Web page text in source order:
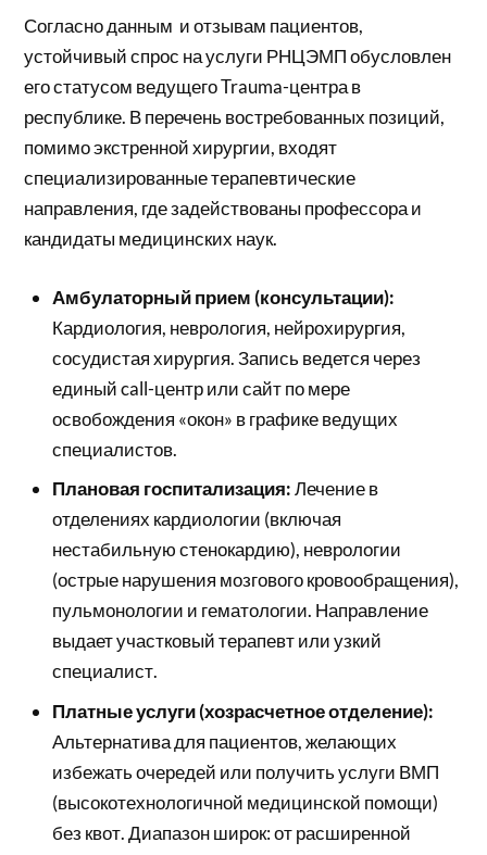
Согласно данным и отзывам пациентов,
устойчивый спрос на услуги РНЦЭМП обусловлен
его статусом ведущего Trauma-центра в
республике. В перечень востребованных позиций,
помимо экстренной хирургии, входят
специализированные терапевтические
направления, где задействованы профессора и
кандидаты медицинских наук.
Амбулаторный прием (консультации):
Кардиология, неврология, нейрохирургия,
сосудистая хирургия. Запись ведется через
единый call-центр или сайт по мере
освобождения «окон» в графике ведущих
специалистов.
Плановая госпитализация:Лечение в
отделениях кардиологии (включая
нестабильную стенокардию), неврологии
(острые нарушения мозгового кровообращения),
пульмонологии и гематологии. Направление
выдает участковый терапевт или узкий
специалист.
Платные услуги (хозрасчетное отделение):
Альтернатива для пациентов, желающих
избежать очередей или получить услуги ВМП
(высокотехнологичной медицинской помощи)
без квот. Диапазон широк: от расширенной